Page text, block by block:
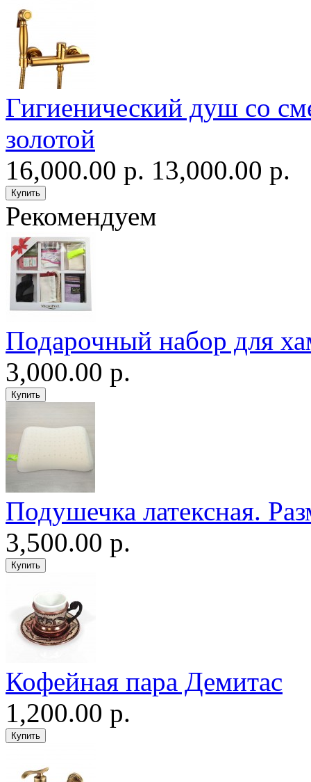
Гигиенический душ со
золотой
16,000.00 р. 13,000.00 р.
Рекомендуем
Подарочный набор для
3,000.00 р.
Подушечка латексная.
3,500.00 р.
Кофейная пара Демитас
1,200.00 р.